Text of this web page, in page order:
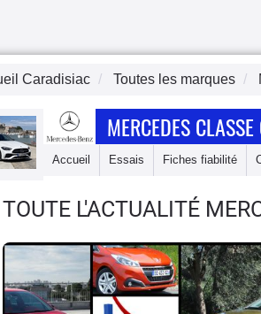
Caradisiac Toutes les marques
MERCEDES CLASSE
Accueil Essais Fiches fiabilité
TOUTE L'ACTUALITÉ